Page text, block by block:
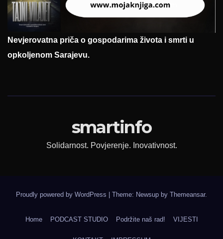
Nevjerovatna priča o gospodarima života i smrti u
opkoljenom Sarajevu.
smartinfo
Solidarnost. Povjerenje. Inovativnost.
Proudly powered by WordPress Theme: Newsup by Themeansar.
Home PODCAST STUDIO Podržite naš rad! VIJESTI